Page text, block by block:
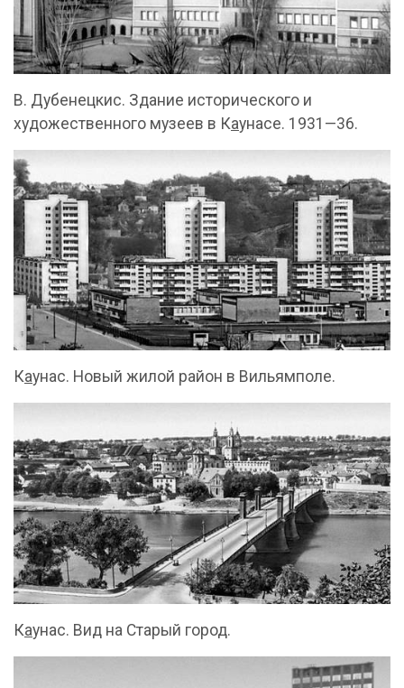
В. Дубенецкис. Здание исторического и
художественного музеев в Каунасе. 1931—36.
Каунас. Новый жилой район в Вильямполе.
Каунас. Вид на Старый город.